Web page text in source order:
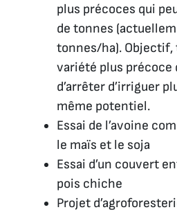
plus précoces qui
de tonnes
tonnes/ha). Objectif,
variété plus
d’arrêter d’irriguer
même potentiel.
Essai de l’avoine
le maïs et le soja
Essai d’un couvert
pois chiche
Projet